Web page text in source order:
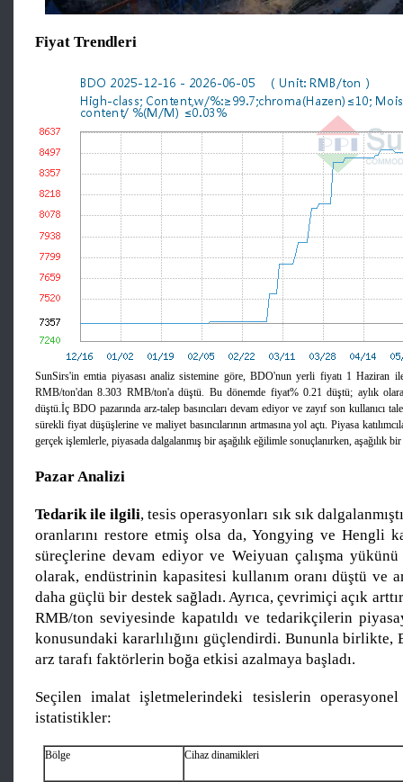
Fiyat Trendleri
SunSirs'in emtia piyasası analiz sistemine göre, BDO'nun yerli fiyatı 1 Haziran
RMB/ton'dan 8.303 RMB/ton'a düştü. Bu dönemde fiyat% 0.21 düştü; aylık
düştü.İç BDO pazarında arz-talep basıncıları devam ediyor ve zayıf son kullanıcı
sürekli fiyat düşüşlerine ve maliyet basıncılarının artmasına yol açtı. Piyasa
gerçek işlemlerle, piyasada dalgalanmış bir aşağılık eğilimle sonuçlanırken, aşağılık bir
Pazar Analizi
Tedarik ile ilgili, tesis operasyonları sık sık
oranlarını restore etmiş olsa da, Yongying ve Hengli
süreçlerine devam ediyor ve Weiyuan çalışma yükünü
olarak, endüstrinin kapasitesi kullanım oranı düştü ve
daha güçlü bir destek sağladı. Ayrıca, çevrimiçi açık
RMB/ton seviyesinde kapatıldı ve tedarikçilerin
konusundaki kararlılığını güçlendirdi. Bununla birlikte,
arz tarafı faktörlerin boğa etkisi azalmaya başladı.
Seçilen imalat işletmelerindeki tesislerin
istatistikler:
Bölge Cihaz dinamikleri